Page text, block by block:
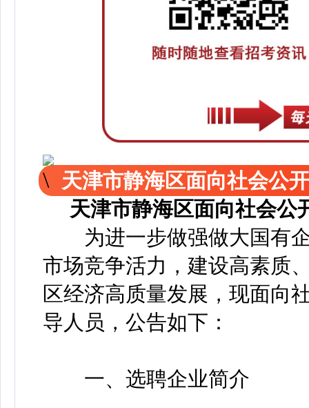
天津市静海区面向社会公
天津市静海区面向社会公
为进一步做强做大国有企
市场竞争活力，建设高素质
区经济高质量发展，现面向
导人员，公告如下：
一、选聘企业简介